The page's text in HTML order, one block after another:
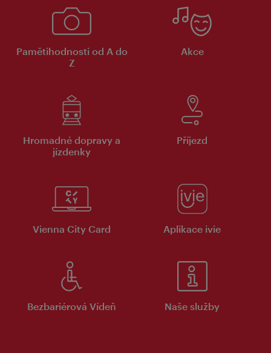
Pamětihodnosti od A do
Z
Akce
Hromadné dopravy a
jízdenky
Příjezd
Vienna City Card Aplikace ivie
Bezbariérová Vídeň Naše služby